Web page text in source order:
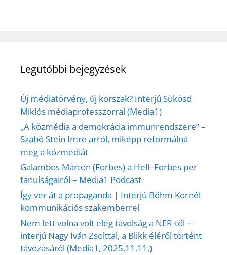
Legutóbbi bejegyzések
Új médiatörvény, új korszak? Interjú Sükösd
Miklós médiaprofesszorral (Media1)
„A közmédia a demokrácia immunrendszere” –
Szabó Stein Imre arról, miképp reformálná
meg a közmédiát
Galambos Márton (Forbes) a Hell–Forbes per
tanulságairól – Media1 Podcast
Így ver át a propaganda | Interjú Bőhm Kornél
kommunikációs szakemberrel
Nem lett volna volt elég távolság a NER-től –
interjú Nagy Iván Zsolttal, a Blikk éléről történt
távozásáról (Media1, 2025.11.11.)